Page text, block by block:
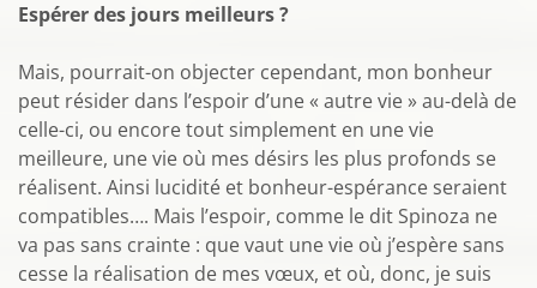
Espérer des jours meilleurs ?
Mais, pourrait-on objecter cependant, mon bonheur
peut résider dans l’espoir d’une « autre vie » au-delà de
celle-ci, ou encore tout simplement en une vie
meilleure, une vie où mes désirs les plus profonds se
réalisent. Ainsi lucidité et bonheur-espérance seraient
compatibles…. Mais l’espoir, comme le dit Spinoza ne
va pas sans crainte : que vaut une vie où j’espère sans
cesse la réalisation de mes vœux, et où, donc, je suis